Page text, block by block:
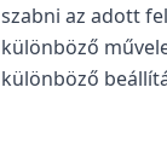
szabni az adott
különböző
különböző